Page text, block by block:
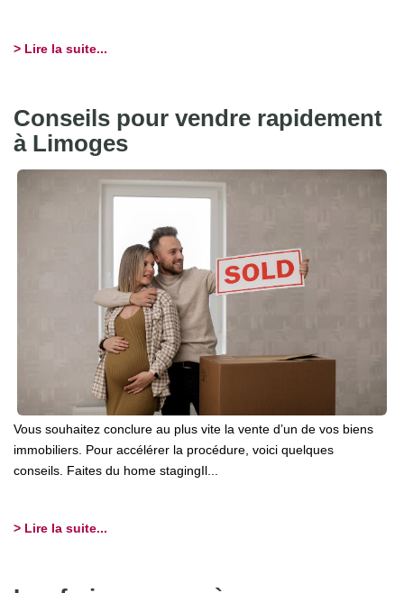
> Lire la suite...
Conseils pour vendre rapidement
à Limoges
Vous souhaitez conclure au plus vite la vente d’un de vos biens
immobiliers. Pour accélérer la procédure, voici quelques
conseils. Faites du home stagingIl...
> Lire la suite...